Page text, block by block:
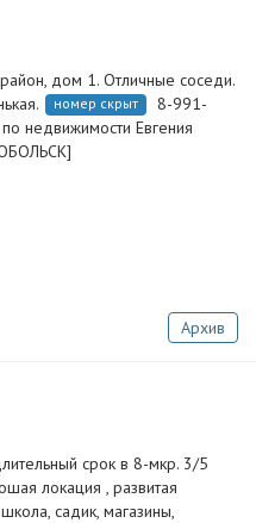
дом 1. Отличные соседи.
номер скрыт
8-991-
недвижимости Евгения
Архив
срок в 8-мкр. 3/5
локация , развитая
садик, магазины,